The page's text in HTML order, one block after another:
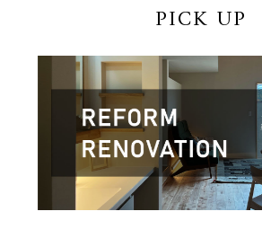
PICK UP